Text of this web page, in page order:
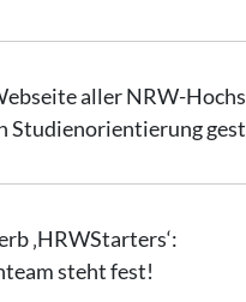
aller NRW-
Studienorientierung
‚HRWStarters‘:
steht fest!